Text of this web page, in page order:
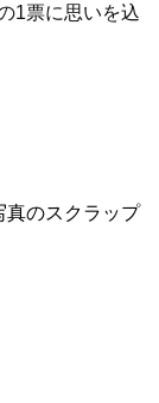
1票に思いを込
真のスクラップ